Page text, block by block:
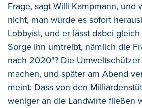
Frage, sagt Willi Kampmann, und
nicht, man würde es sofort
Lobbyist, und er lässt dabei
Sorge ihn umtreibt, nämlich die
nach 2020"? Die
machen, und später am Abend
meint: Dass von den
weniger an die Landwirte fließen